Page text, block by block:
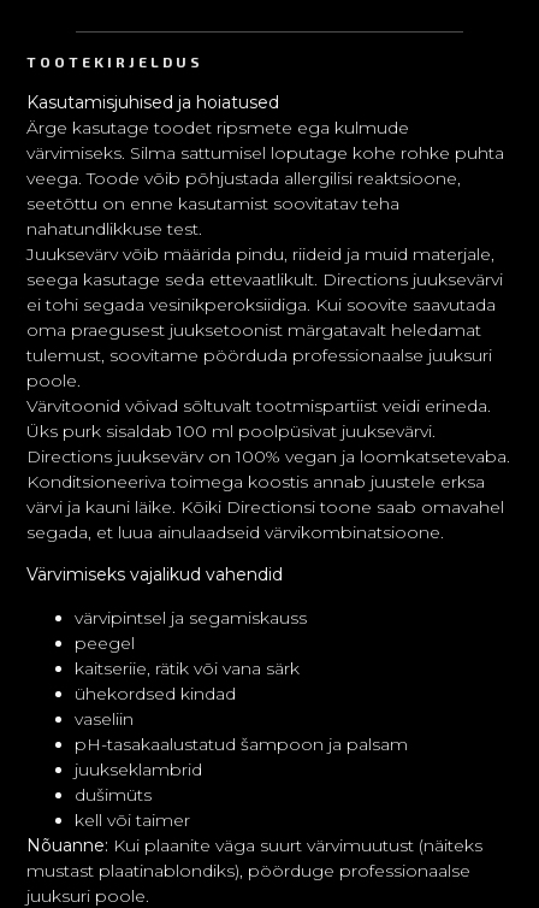
TOOTEKIRJELDUS
Kasutamisjuhised ja hoiatused
Ärge kasutage toodet ripsmete ega kulmude
värvimiseks. Silma sattumisel loputage kohe rohke puhta
veega. Toode võib põhjustada allergilisi reaktsioone,
seetõttu on enne kasutamist soovitatav teha
nahatundlikkuse test.
Juuksevärv võib määrida pindu, riideid ja muid materjale,
seega kasutage seda ettevaatlikult. Directions juuksevärvi
ei tohi segada vesinikperoksiidiga. Kui soovite saavutada
oma praegusest juuksetoonist märgatavalt heledamat
tulemust, soovitame pöörduda professionaalse juuksuri
poole.
Värvitoonid võivad sõltuvalt tootmispartiist veidi erineda.
Üks purk sisaldab 100 ml poolpüsivat juuksevärvi.
Directions juuksevärv on 100% vegan ja loomkatsetevaba.
Konditsioneeriva toimega koostis annab juustele erksa
värvi ja kauni läike. Kõiki Directionsi toone saab omavahel
segada, et luua ainulaadseid värvikombinatsioone.
Värvimiseks vajalikud vahendid
värvipintsel ja segamiskauss
peegel
kaitseriie, rätik või vana särk
ühekordsed kindad
vaseliin
pH-tasakaalustatud šampoon ja palsam
juukseklambrid
dušimüts
kell või taimer
Nõuanne: Kui plaanite väga suurt värvimuutust (näiteks
mustast plaatinablondiks), pöörduge professionaalse
juuksuri poole.